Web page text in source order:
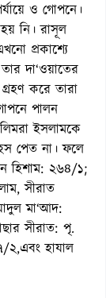
ও গোপনে।
নি। রাসূল
প্রকাশ্যে
দা‘ওয়াতের
করে তারা
পালন
ইসলামকে
পেত না। ফলে
হিশাম: ২৬৪/১;
সীরাত
মা‘আদ:
সীরাত: পৃ.
২,এবং হাযাল